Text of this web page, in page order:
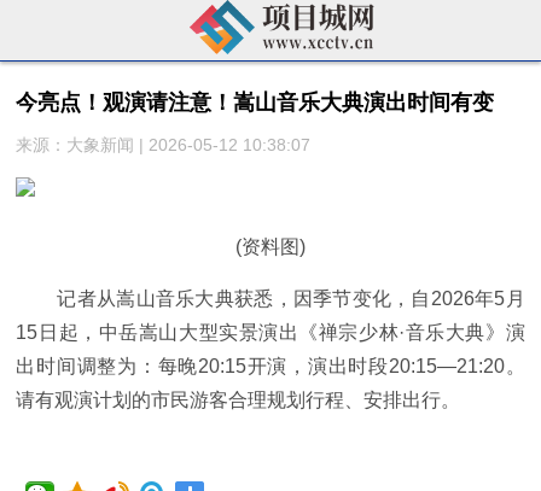
今亮点！观演请注意！嵩山音乐大典演出时间有变
来源：大象新闻 | 2026-05-12 10:38:07
(资料图)
记者从嵩山音乐大典获悉，因季节变化，自2026年5月
15日起，中岳嵩山大型实景演出《禅宗少林·音乐大典》演
出时间调整为：每晚20:15开演，演出时段20:15—21:20。
请有观演计划的市民游客合理规划行程、安排出行。